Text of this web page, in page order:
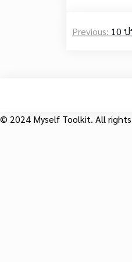
Post
Previous: 10
© 2024 Myself Toolkit. All